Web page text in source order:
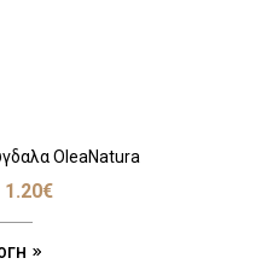
OleaNatura
1.20€